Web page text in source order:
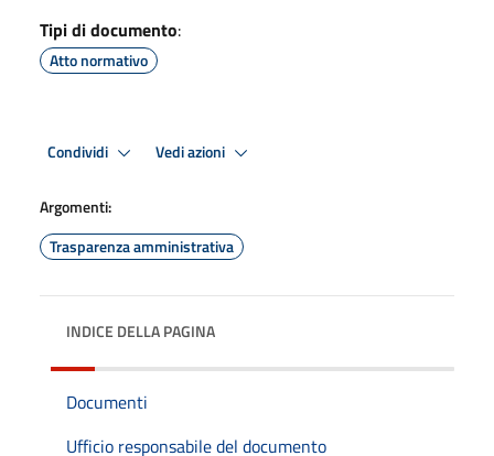
Tipi di documento:
Atto normativo
Condividi Vedi azioni
Argomenti:
Trasparenza amministrativa
INDICE DELLA PAGINA
Documenti
Ufficio responsabile del documento